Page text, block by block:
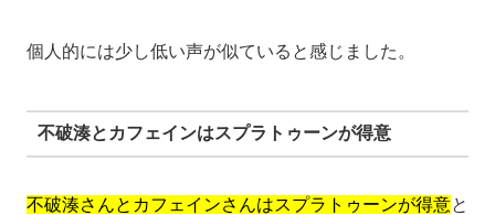
個人的には少し低い声が似ていると感じました。
不破湊とカフェインはスプラトゥーンが得意
不破湊さんとカフェインさんはスプラトゥーンが得意と